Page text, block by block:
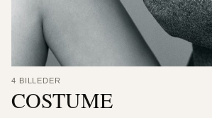
4 BILLEDER
COSTUME